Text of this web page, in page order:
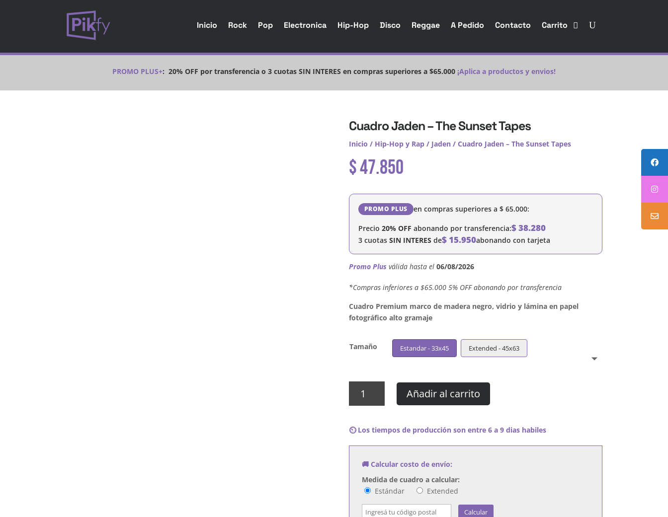
Inicio Rock Pop Electronica Hip-Hop Disco Reggae A Pedido Contacto Carrito
PROMO PLUS+: 20% OFF por transferencia o 3 cuotas SIN INTERES en compras superiores a $65.000 ¡Aplica a productos y envios!
Cuadro Jaden – The Sunset Tapes
Inicio / Hip-Hop y Rap/ Jaden/ Cuadro Jaden – The Sunset Tapes
$47.850
PROMO PLUS en compras superiores a $65.000:
Precio 20% OFF abonando por transferencia:$38.280
3 cuotas SIN INTERES de$15.950abonando con tarjeta
Promo Plus válida hasta el 06/08/2026
´*Compras inferiores a $65.000 5% OFF abonando por transferencia
Cuadro Premium marco de madera negro, vidrio y lámina en papel
fotográfico alto gramaje
Tamaño Estandar - 33x45 Extended - 45x63
Jaden
Sunset
Tapes
Añadir al carrito
⏲️ Los tiempos de producción son entre 6 a 9 dias habiles
🚚 Calcular costo de envío:
Medida de cuadro a calcular:
Estándar
Extended
Calcular